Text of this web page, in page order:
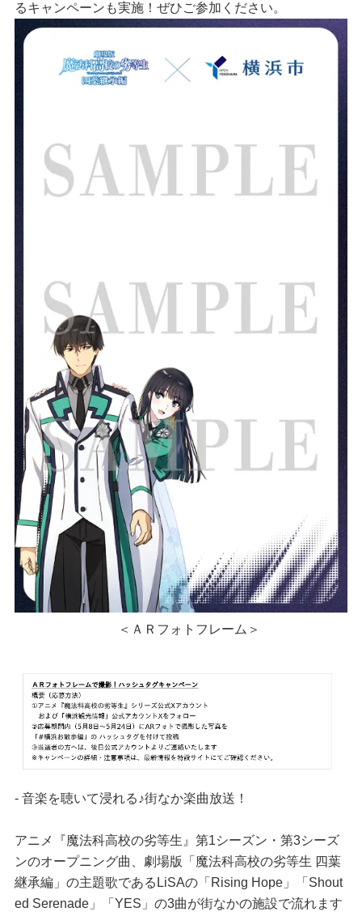
るキャンペーンも実施！ぜひご参加ください。
＜ＡＲフォトフレーム＞
- 音楽を聴いて浸れる♪街なか楽曲放送！
アニメ『魔法科高校の劣等生』第1シーズン・第3シーズ
ンのオープニング曲、劇場版「魔法科高校の劣等生 四葉
継承編」の主題歌であるLiSAの「Rising Hope」「Shout
ed Serenade」「YES」の3曲が街なかの施設で流れます